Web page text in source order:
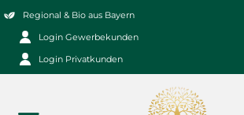
Zum
Inhalt
springen
Regional & Bio aus Bayern
Login Gewerbekunden
Login Privatkunden